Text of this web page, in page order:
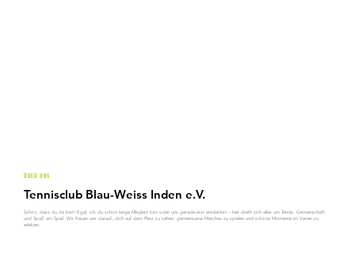
ÜBER UNS
Tennisclub Blau-Weiss Inden e.V.
Schön, dass du da bist! Egal, ob du schon lange Mitglied bist oder uns gerade erst entdeckst – hier dreht sich alles um Tennis, Gemeinschaft
und Spaß am Spiel. Wir freuen uns darauf, dich auf dem Platz zu sehen, gemeinsame Matches zu spielen und schöne Momente im Verein zu
erleben.